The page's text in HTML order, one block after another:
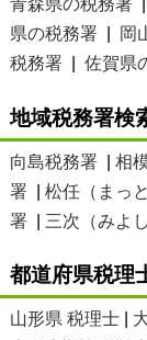
青森県の税務署|
県の税務署| 岡
税務署| 佐賀県
地域税務署検
向島税務署| 相
署| 松任（まっ
署| 三次（みよ
都道府県税理
山形県 税理士|